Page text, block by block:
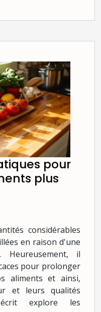
pour
plus
considérables
en raison d'une
Heureusement, il
pour prolonger
aliments et ainsi,
et leurs qualités
explore les